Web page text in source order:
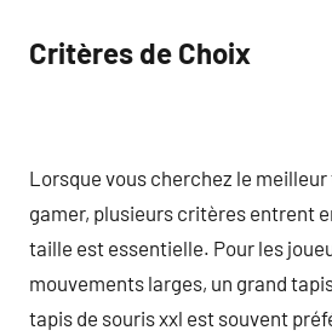
Critères de Choix
Lorsque vous cherchez le
gamer, plusieurs critères entrent
taille est essentielle. Pour les
mouvements larges, un grand
tapis de souris xxl est souvent